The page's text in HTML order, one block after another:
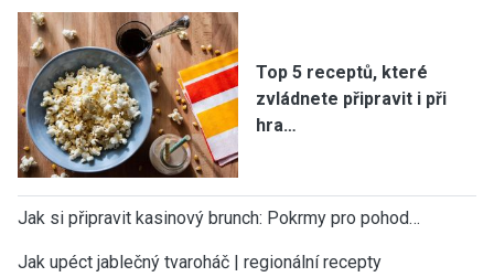
Top 5 receptů, které
zvládnete připravit i při
hra…
Jak si připravit kasinový brunch: Pokrmy pro pohod…
Jak upéct jablečný tvaroháč | regionální recepty